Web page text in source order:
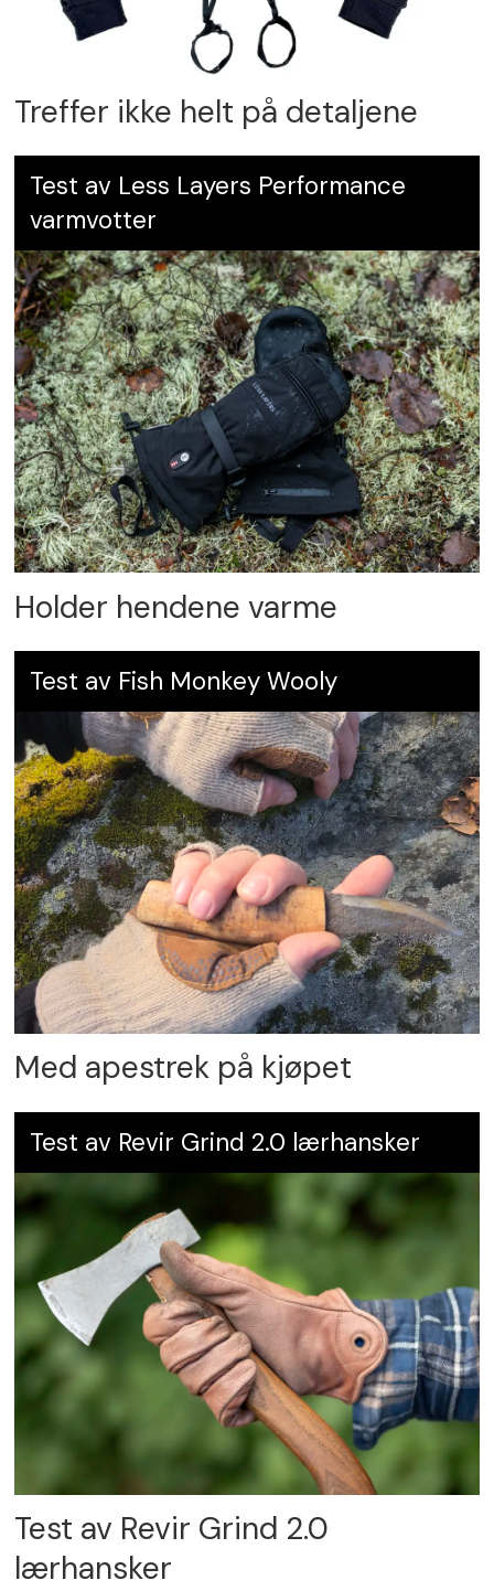
Treffer ikke helt på detaljene
Test av Less Layers Performance
varmvotter
Holder hendene varme
Test av Fish Monkey Wooly
Med apestrek på kjøpet
Test av Revir Grind 2.0 lærhansker
Test av Revir Grind 2.0
lærhansker